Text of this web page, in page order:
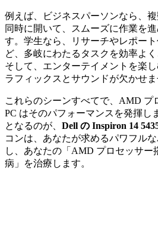
例えば、ビジネスパーソンなら、
同時に開いて、スムーズに作業を
す。学生なら、リサーチやレポー
ど、多岐にわたるタスクを効率よ
そして、エンターテイメントを楽
ラフィックスとサウンドが欠かせま
これらのシーンすべてで、AMD プ
PC はそのパフォーマンスを発揮し
となるのが、 Dell の Inspiron 14
コンは、あなたが求めるパワフル
し、あなたの「AMD プロセッサー
病」を治療します。